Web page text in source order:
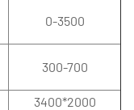
0-3500
300-700
3400*2000